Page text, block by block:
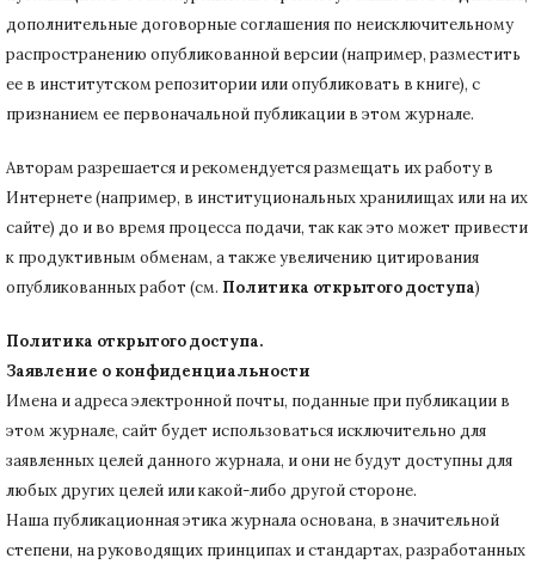
дополнительные договорные соглашения по неисключительному
распространению опубликованной версии (например, разместить
ее в институтском репозитории или опубликовать в книге), с
признанием ее первоначальной публикации в этом журнале.
Авторам разрешается и рекомендуется размещать их работу в
Интернете (например, в институциональных хранилищах или на их
сайте) до и во время процесса подачи, так как это может привести
к продуктивным обменам, а также увеличению цитирования
опубликованных работ (см. Политика открытого доступа)
Политика открытого доступа.
Заявление о конфиденциальности
Имена и адреса электронной почты, поданные при публикации в
этом журнале, сайт будет использоваться исключительно для
заявленных целей данного журнала, и они не будут доступны для
любых других целей или какой-либо другой стороне.
Наша публикационная этика журнала основана, в значительной
степени, на руководящих принципах и стандартах, разработанных